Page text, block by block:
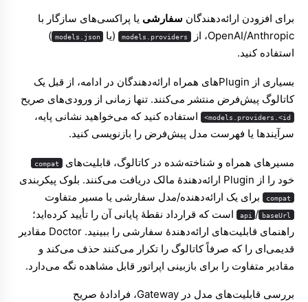
برای افزودن ارائه‌دهندگان سفارشی یا پراکسی‌های سازگار با
OpenAI/Anthropic، از
models.providers (یا models.json
)
استفاده کنید.
بسیاری از Pluginهای همراه ارائه‌دهندگان در ادامه، از قبل یک
کاتالوگ پیش‌فرض منتشر می‌کنند. تنها زمانی از ورودی‌های صریح
models.providers.<id>
استفاده کنید که می‌خواهید نشانی پایه،
سرآیندها یا فهرست مدل پیش‌فرض را بازنویسی کنید.
مسیرهای همراه و شناخته‌شده در کاتالوگ، قابلیت‌های compat
خود را از Plugin ارائه‌دهندهٔ مالک دریافت می‌کنند. بلوک پیکربندی
compat برای یک ارائه‌دهنده/مدل سفارشی یا مسیر متفاوت
api / baseUrl
است که قرارداد نقطهٔ پایانی آن را تأیید کرده‌اید؛
راهنمای قابلیت‌های ارائه‌دهندهٔ سفارشی
را ببینید. Doctor مقادیر
قدیمی‌ای را که صرفاً کاتالوگ را تکرار می‌کنند حذف می‌کند و
مقادیر متفاوت را برای بازبینی اپراتور قابل مشاهده نگه می‌دارد.
بررسی قابلیت‌های مدل در Gateway، فرادادهٔ صریح
Molty